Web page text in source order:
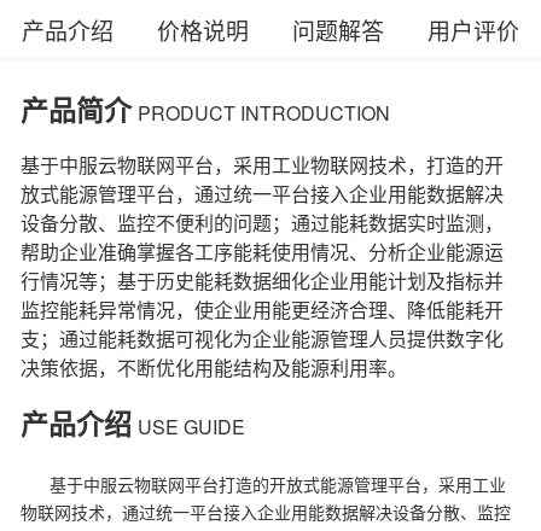
产品介绍 价格说明 问题解答 用户评价
产品简介 PRODUCT INTRODUCTION
基于中服云物联网平台，采用工业物联网技术，打造的开
放式能源管理平台，通过统一平台接入企业用能数据解决
设备分散、监控不便利的问题；通过能耗数据实时监测，
帮助企业准确掌握各工序能耗使用情况、分析企业能源运
行情况等；基于历史能耗数据细化企业用能计划及指标并
监控能耗异常情况，使企业用能更经济合理、降低能耗开
支；通过能耗数据可视化为企业能源管理人员提供数字化
决策依据，不断优化用能结构及能源利用率。
产品介绍 USE GUIDE